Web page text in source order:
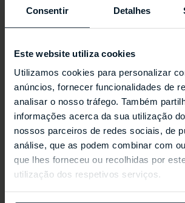
Consentir Detalhes
Este website utiliza cookies
Utilizamos cookies para personalizar
anúncios, fornecer funcionalidades de
analisar o nosso tráfego. Também
informações acerca da sua utilização
nossos parceiros de redes sociais, de
análise, que as podem combinar com
que lhes forneceu ou recolhidas por
utilização dos respetivos serviços.
movimento, o esforço inabalável,
pela tradição e a vontade de ir
Ao longo dos anos, a Rolex tem
envolvimento no desporto,
Premium do ténis mundial, tanto
masculinos como femininos.
A marca apoia a maioria das
competições, incluindo os quatro
Grand Slam®, as ATP e WTA